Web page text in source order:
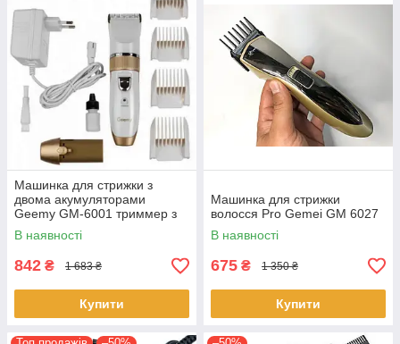
Машинка для стрижки з
двома акумуляторами
Geemy GM-6001 триммер з
насадками кераміко-титанієві
ножі
В наявності
842 ₴ 1 683 ₴
Купити
Машинка для стрижки
волосся Pro Gemei GM 6027
В наявності
675 ₴ 1 350 ₴
Купити